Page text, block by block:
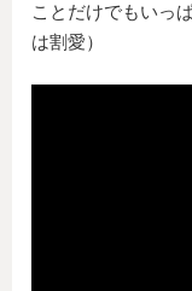
ことだけでもいっ
は割愛）